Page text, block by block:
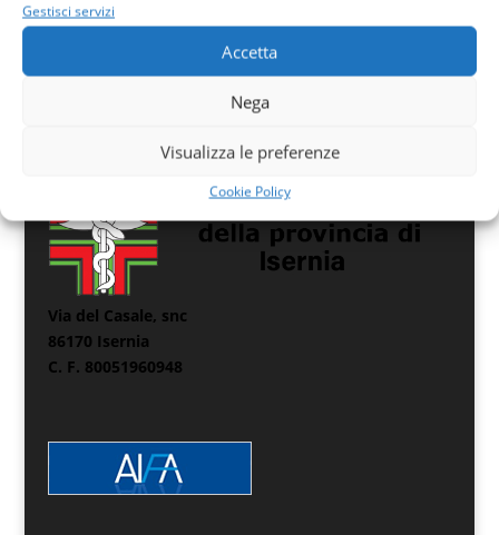
Gestisci servizi
Accetta
Nega
Visualizza le preferenze
Cookie Policy
Via del Casale, snc
86170 Isernia
C. F. 80051960948